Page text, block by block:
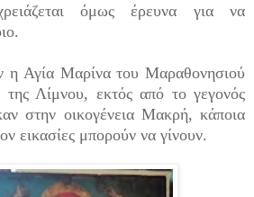
όμως έρευνα για να
η Αγία Μαρίνα του Μαραθονησιού
Λίμνου, εκτός από το γεγονός
στην οικογένεια Μακρή, κάποια
εικασίες μπορούν να γίνουν.